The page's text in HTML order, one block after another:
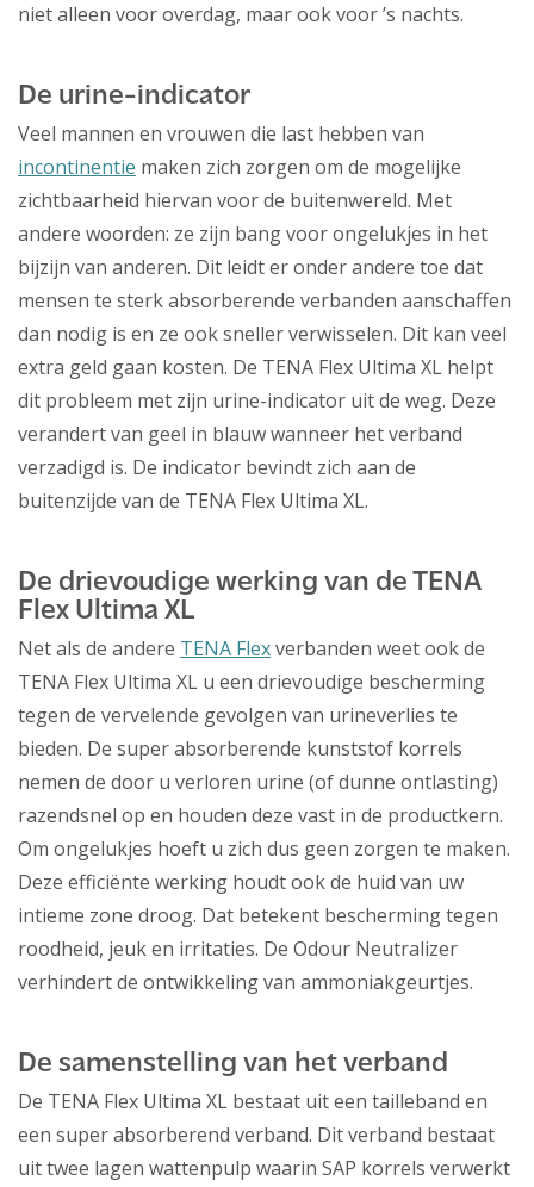
niet alleen voor overdag, maar ook voor ’s nachts.
De urine-indicator
Veel mannen en vrouwen die last hebben van
incontinentie maken zich zorgen om de mogelijke
zichtbaarheid hiervan voor de buitenwereld. Met
andere woorden: ze zijn bang voor ongelukjes in het
bijzijn van anderen. Dit leidt er onder andere toe dat
mensen te sterk absorberende verbanden aanschaffen
dan nodig is en ze ook sneller verwisselen. Dit kan veel
extra geld gaan kosten. De TENA Flex Ultima XL helpt
dit probleem met zijn urine-indicator uit de weg. Deze
verandert van geel in blauw wanneer het verband
verzadigd is. De indicator bevindt zich aan de
buitenzijde van de TENA Flex Ultima XL.
De drievoudige werking van de TENA
Flex Ultima XL
Net als de andere TENA Flexverbanden weet ook de
TENA Flex Ultima XL u een drievoudige bescherming
tegen de vervelende gevolgen van urineverlies te
bieden. De super absorberende kunststof korrels
nemen de door u verloren urine (of dunne ontlasting)
razendsnel op en houden deze vast in de productkern.
Om ongelukjes hoeft u zich dus geen zorgen te maken.
Deze efficiënte werking houdt ook de huid van uw
intieme zone droog. Dat betekent bescherming tegen
roodheid, jeuk en irritaties. De Odour Neutralizer
verhindert de ontwikkeling van ammoniakgeurtjes.
De samenstelling van het verband
De TENA Flex Ultima XL bestaat uit een tailleband en
een super absorberend verband. Dit verband bestaat
uit twee lagen wattenpulp waarin SAP korrels verwerkt